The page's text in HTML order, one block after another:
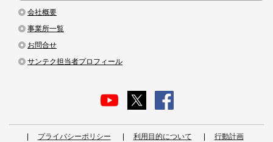
会社概要
事業所一覧
お問合せ
サンテク担当者プロフィール
プライバシーポリシー 利用目的について 行動計画